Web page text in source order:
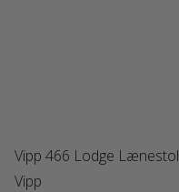
Vipp 466 Lodge Lænestol
Vipp